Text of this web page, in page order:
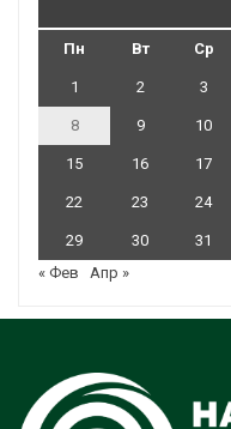
Пн Вт Ср
1 2 3
8 9 10
15 16 17
22 23 24
29 30
31
« Фев
Апр »